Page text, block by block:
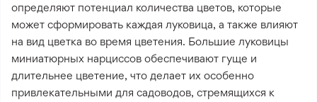
определяют потенциал количества цветов, которые
может сформировать каждая луковица, а также влияют
на вид цветка во время цветения. Большие луковицы
миниатюрных нарциссов обеспечивают гуще и
длительнее цветение, что делает их особенно
привлекательными для садоводов, стремящихся к